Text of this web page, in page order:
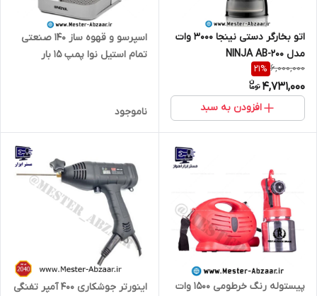
اتو بخارگر دستی نینجا 3000 وات
مدل NINJA AB-200
6,000,000
21%
4,731,000
افزودن به سبد
اسپرسو و قهوه ساز 140 صنعتی
تمام استیل نوا پمپ 15 بار
NCM-140EXPS
ناموجود
پیستوله رنگ خرطومی 1500 وات
اینورتر جوشکاری 400 آمپر تفنگی